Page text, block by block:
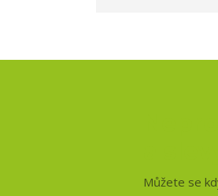
Můžete se